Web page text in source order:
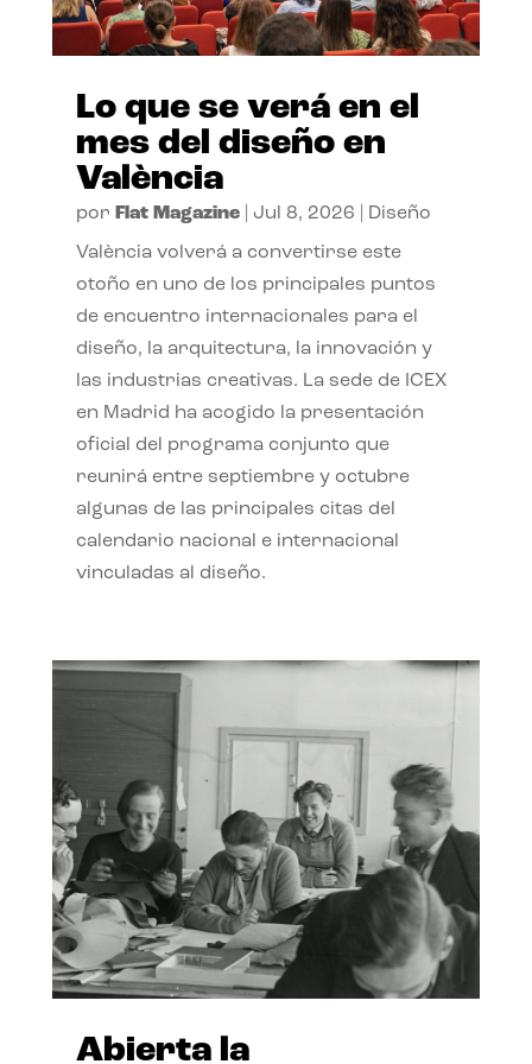
Lo que se verá en el
mes del diseño en
València
por Flat Magazine| Jul 8, 2026 Diseño
València volverá a convertirse este
otoño en uno de los principales puntos
de encuentro internacionales para el
diseño, la arquitectura, la innovación y
las industrias creativas. La sede de ICEX
en Madrid ha acogido la presentación
oficial del programa conjunto que
reunirá entre septiembre y octubre
algunas de las principales citas del
calendario nacional e internacional
vinculadas al diseño.
Abierta la